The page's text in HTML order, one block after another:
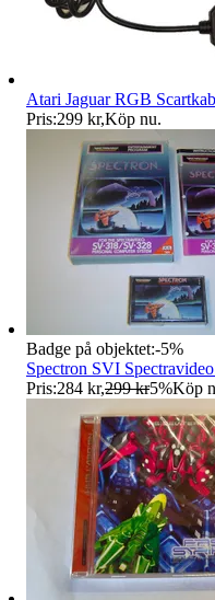
Atari Jaguar RGB
Pris:299 kr,Köp nu.
Badge på objektet:-5%
Spectron SVI
Pris:284 kr,299 kr5%Köp